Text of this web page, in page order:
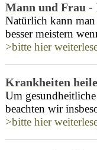
Mann und Frau -
Natürlich kann
besser meistern
>bitte hier
Krankheiten
Um
beachten wir
>bitte hier